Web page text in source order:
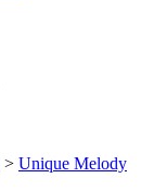
> Unique Melody